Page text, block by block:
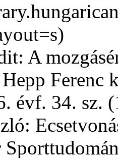
A
Ferenc
évf. 34. sz.